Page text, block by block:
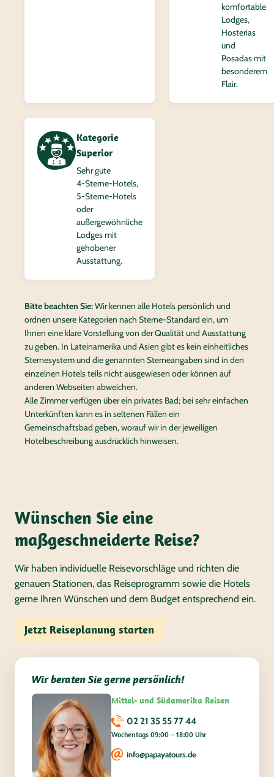
komfortable
Lodges,
Hosterias
und
Posadas mit
besonderem
Flair.
Kategorie
Superior
Sehr gute
4‑Sterne-Hotels,
5‑Sterne-Hotels
oder
außergewöhnliche
Lodges mit
gehobener
Ausstattung.
Bitte beachten Sie:Wir kennen alle Hotels persönlich und
ordnen unsere Kategorien nach Sterne-Standard ein, um
Ihnen eine klare Vorstellung von der Qualität und Ausstattung
zu geben. In Lateinamerika und Asien gibt es kein einheitliches
Sternesystem und die genannten Sterneangaben sind in den
einzelnen Hotels teils nicht ausgewiesen oder können auf
anderen Webseiten abweichen.
Alle Zimmer verfügen über ein privates Bad; bei sehr einfachen
Unterkünften kann es in seltenen Fällen ein
Gemeinschaftsbad geben, worauf wir in der jeweiligen
Hotelbeschreibung ausdrücklich hinweisen.
Wünschen Sie eine
maßgeschneiderte Reise?
Wir haben individuelle Reisevorschläge und richten die
genauen Stationen, das Reiseprogramm sowie die Hotels
gerne Ihren Wünschen und dem Budget entsprechend ein.
Jetzt Reiseplanung starten
Wir beraten Sie gerne persönlich!
Mittel- und Südamerika Reisen
02 21 35 55 77 44
Wochentags 09:00 – 18:00 Uhr
info@papayatours.de